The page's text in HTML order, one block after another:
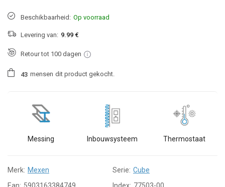
Beschikbaarheid: Op voorraad
Levering van: 9.99 €
Retour tot 100 dagen
43 mensen dit product gekocht.
Messing Inbouwsysteem Thermostaat
Merk: Mexen Serie: Cube
Ean: 5903163384749 Index: 77503-00